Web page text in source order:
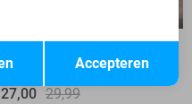
PME legend T-shirt
27,00 29,99
Opslaan
Accepteren